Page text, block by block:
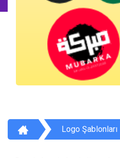
Logo Şablonları